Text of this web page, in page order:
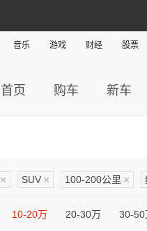
音乐 游戏 财经 股票
首页 购车 新车
× SUV × 100-200公里 ×
10-20万 20-30万 30-50